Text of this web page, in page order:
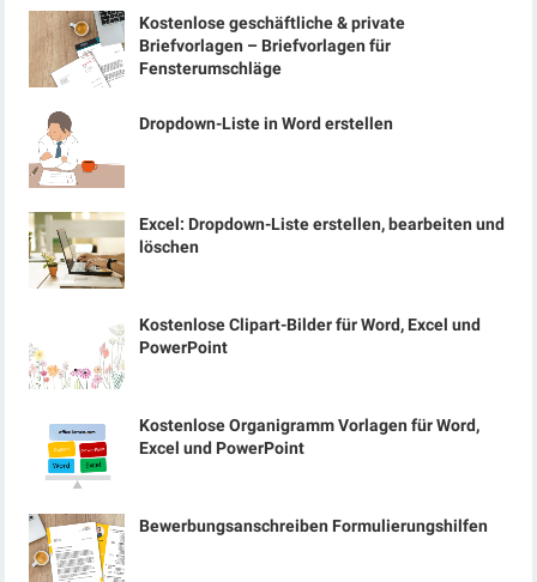
Kostenlose geschäftliche & private
Briefvorlagen – Briefvorlagen für
Fensterumschläge
Dropdown-Liste in Word erstellen
Excel: Dropdown-Liste erstellen, bearbeiten und
löschen
Kostenlose Clipart-Bilder für Word, Excel und
PowerPoint
Kostenlose Organigramm Vorlagen für Word,
Excel und PowerPoint
Bewerbungsanschreiben Formulierungshilfen